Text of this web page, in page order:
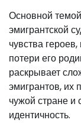
Основной
эмигрантской
чувства
потери его
раскрывает
эмигрантов, их
чужой стране и
идентичность.